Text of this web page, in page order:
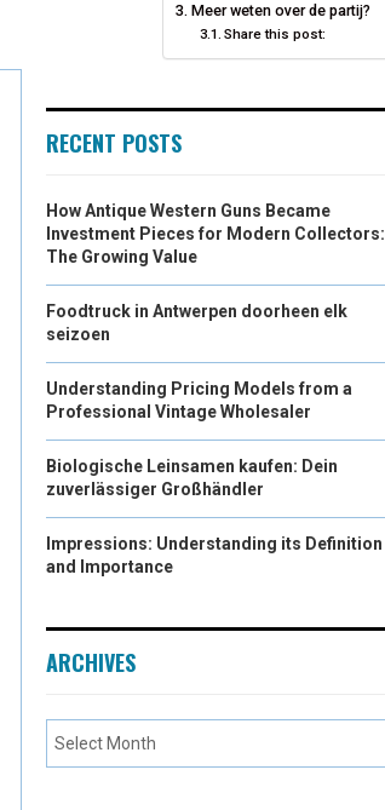
Meer weten over de partij?
Share this post:
RECENT POSTS
How Antique Western Guns Became
Investment Pieces for Modern Collectors:
The Growing Value
Foodtruck in Antwerpen doorheen elk
seizoen
Understanding Pricing Models from a
Professional Vintage Wholesaler
Biologische Leinsamen kaufen: Dein
zuverlässiger Großhändler
Impressions: Understanding its Definition
and Importance
ARCHIVES